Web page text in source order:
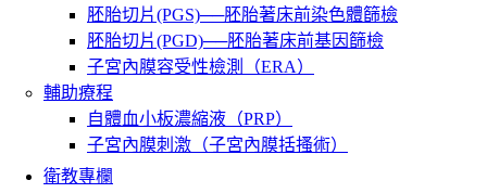
胚胎切片(PGS)──胚胎著床前染色體篩檢
胚胎切片(PGD)──胚胎著床前基因篩檢
子宮內膜容受性檢測（ERA）
輔助療程
自體血小板濃縮液（PRP）
子宮內膜刺激（子宮內膜括搔術）
衛教專欄